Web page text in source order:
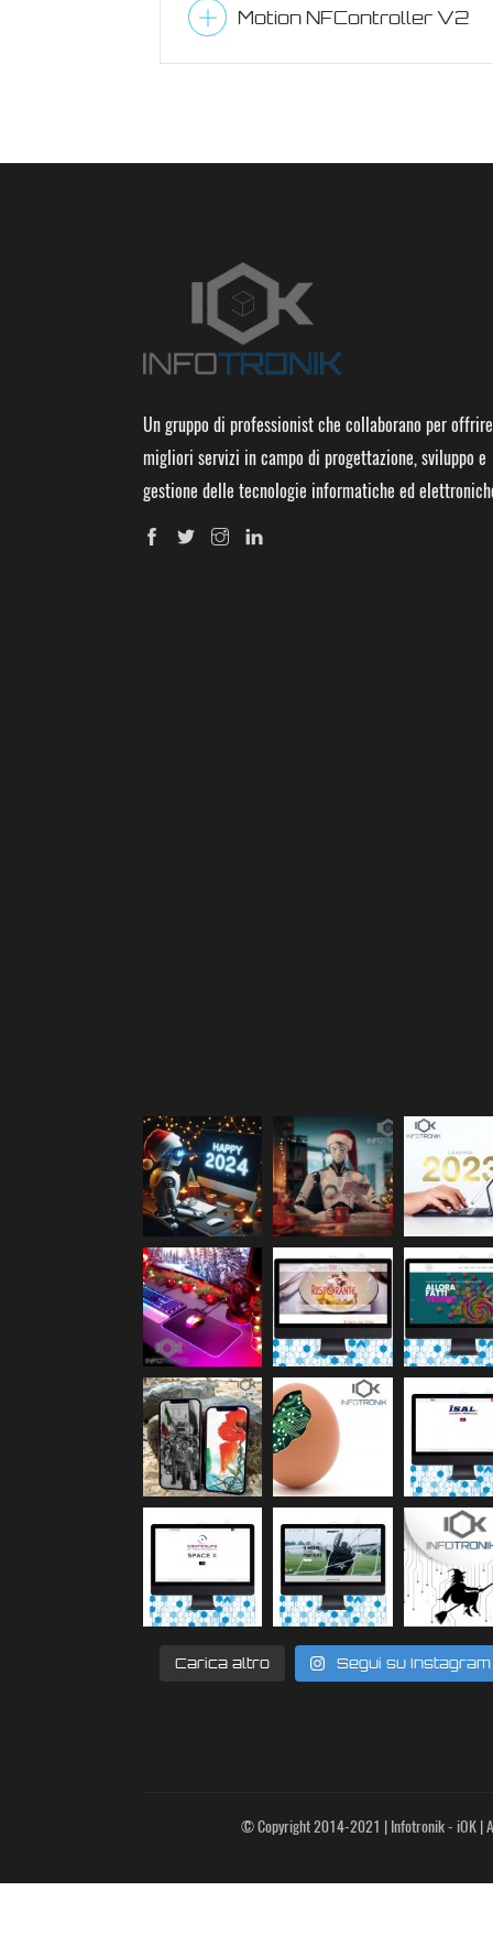
Motion NFController V2
Un gruppo di professionist che collaborano per
migliori servizi in campo di progettazione, sviluppo e
gestione delle tecnologie informatiche ed
Carica altro Segui su Instagram
© Copyright 2014-2021 | Infotronik - iOK |